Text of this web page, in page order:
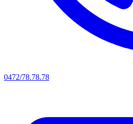
0472/78.78.78